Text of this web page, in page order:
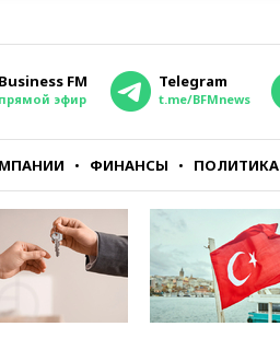
Business FM
прямой эфир
Telegram
t.me/BFMnews
ФИНАНСЫ ПОЛИТИКА